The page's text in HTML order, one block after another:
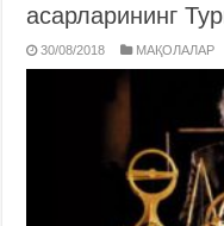
асарларининг
30/08/2018 МАҚОЛАЛАР